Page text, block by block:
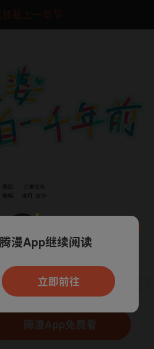
加载上一章节
腾漫App免费看
阅读，可打开App新用
户7天免费看
漫App继续阅读
立即前往